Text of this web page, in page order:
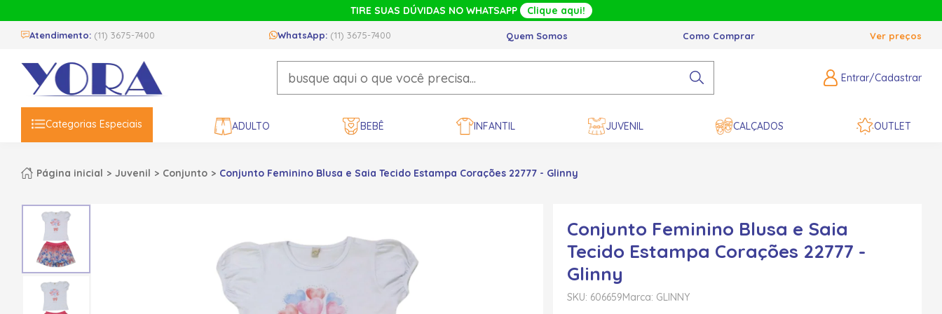
TIRE SUAS DÚVIDAS NO WHATSAPP Clique aqui!
Atendimento: (11) 3675-7400 WhatsApp: (11) 3675-7400 Quem Somos Como Comprar Ver preços
Entrar/Cadastrar
Categorias Especiais ADULTO BEBÊ INFANTIL JUVENIL CALÇADOS OUTLET
Página inicial Juvenil Conjunto Conjunto Feminino Blusa e Saia Tecido Estampa Corações 22777 - Glinny
Conjunto Feminino Blusa e Saia
Tecido Estampa Corações 22777 -
Glinny
SKU: 606659Marca: GLINNY